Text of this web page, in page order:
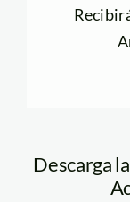
Descarga